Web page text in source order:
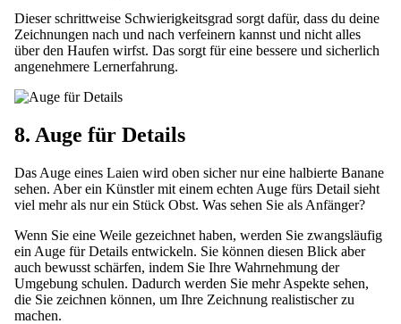
Dieser schrittweise Schwierigkeitsgrad sorgt dafür, dass du deine
Zeichnungen nach und nach verfeinern kannst und nicht alles
über den Haufen wirfst. Das sorgt für eine bessere und sicherlich
angenehmere Lernerfahrung.
8. Auge für Details
Das Auge eines Laien wird oben sicher nur eine halbierte Banane
sehen. Aber ein Künstler mit einem echten Auge fürs Detail sieht
viel mehr als nur ein Stück Obst. Was sehen Sie als Anfänger?
Wenn Sie eine Weile gezeichnet haben, werden Sie zwangsläufig
ein Auge für Details entwickeln. Sie können diesen Blick aber
auch bewusst schärfen, indem Sie Ihre Wahrnehmung der
Umgebung schulen. Dadurch werden Sie mehr Aspekte sehen,
die Sie zeichnen können, um Ihre Zeichnung realistischer zu
machen.